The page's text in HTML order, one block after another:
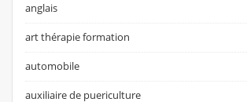
anglais
art thérapie formation
automobile
auxiliaire de puericulture